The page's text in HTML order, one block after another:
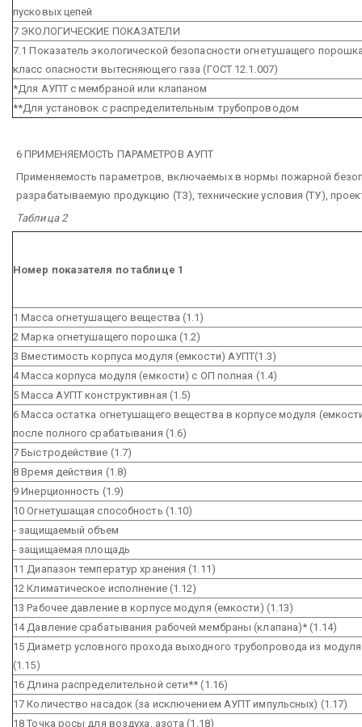
пусковых цепей
7 ЭКОЛОГИЧЕСКИЕ ПОКАЗАТЕЛИ
7.1 Показатель экологической безопасности огнетушащего
класс опасности вытесняющего газа (ГОСТ 12.1.007)
*Для АУПТ с мембраной или клапаном
**Для установок с распределительным трубопроводом
6 ПРИМЕНЯЕМОСТЬ ПАРАМЕТРОВ АУПТ
Применяемость параметров, включаемых в нормы пожарной
разрабатываемую продукцию (ТЗ), технические условия (ТУ),
Таблица 2
Номер показателя по таблице 1
1 Масса огнетушащего вещества (1.1)
2 Марка огнетушащего порошка (1.2)
3 Вместимость корпуса модуля (емкости) АУПТ(1.3)
4 Масса корпуса модуля (емкости) с ОП полная (1.4)
5 Масса АУПТ конструктивная (1.5)
6 Масса остатка огнетушащего вещества в корпусе модуля
после полного срабатывания (1.6)
7 Быстродействие (1.7)
8 Время действия (1.8)
9 Инерционность (1.9)
10 Огнетушащая способность (1.10)
- защищаемый объем
- защищаемая площадь
11 Диапазон температур хранения (1.11)
12 Климатическое исполнение (1.12)
13 Рабочее давление в корпусе модуля (емкости) (1.13)
14 Давление срабатывания рабочей мембраны (клапана)* (1.14)
15 Диаметр условного прохода выходного трубопровода из
(1.15)
16 Длина распределительной сети** (1.16)
17 Количество насадок (за исключением АУПТ импульсных) (1.17)
18 Точка росы для воздуха, азота (1.18)